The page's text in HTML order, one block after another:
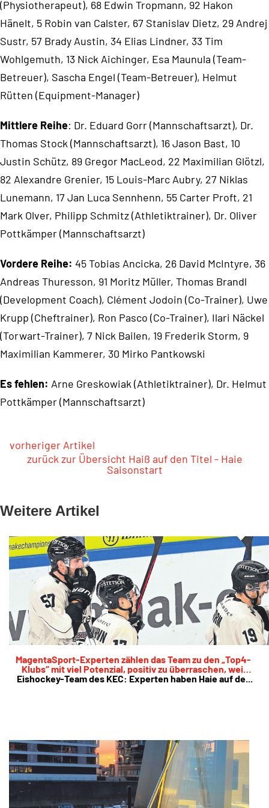
Recht
Reise
Verbraucher
(Physiotherapeut), 68 Edwin Tropmann, 92 Hakon
Hänelt, 5 Robin van Calster, 67 Stanislav Dietz, 29 Andrej
Sustr, 57 Brady Austin, 34 Elias Lindner, 33 Tim
Wohlgemuth, 13 Nick Aichinger, Esa Maunula (Team-
Betreuer), Sascha Engel (Team-Betreuer), Helmut
Rütten (Equipment-Manager)
Mittlere Reihe: Dr. Eduard Gorr (Mannschaftsarzt), Dr.
Thomas Stock (Mannschaftsarzt), 16 Jason Bast, 10
Justin Schütz, 89 Gregor MacLeod, 22 Maximilian Glötzl,
82 Alexandre Grenier, 15 Louis-Marc Aubry, 27 Niklas
Lunemann, 17 Jan Luca Sennhenn, 55 Carter Proft, 21
Mark Olver, Philipp Schmitz (Athletiktrainer), Dr. Oliver
Pottkämper (Mannschaftsarzt)
Vordere Reihe: 45 Tobias Ancicka, 26 David McIntyre, 36
Andreas Thuresson, 91 Moritz Müller, Thomas Brandl
(Development Coach), Clément Jodoin (Co-Trainer), Uwe
Krupp (Cheftrainer), Ron Pasco (Co-Trainer), Ilari Näckel
(Torwart-Trainer), 7 Nick Bailen, 19 Frederik Storm, 9
Maximilian Kammerer, 30 Mirko Pantkowski
Es fehlen: Arne Greskowiak (Athletiktrainer), Dr. Helmut
Pottkämper (Mannschaftsarzt)
vorheriger Artikel
zurück zur Übersicht Haiß auf den Titel - Haie
Saisonstart
Weitere Artikel
MagentaSport-Experten zählen das Team zu den „Top4-
Klubs“ mit viel Potenzial, positiv zu überraschen, weil
der Kader eine gute Mischung ist
Eishockey-Team des KEC: Experten haben Haie auf de...